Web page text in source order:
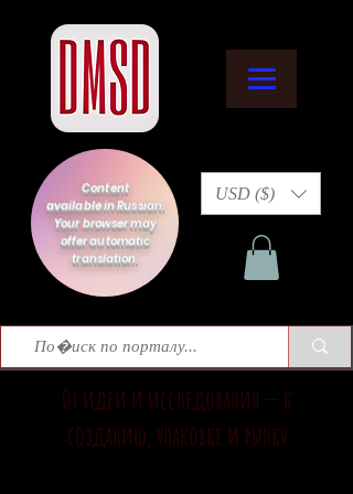
Content
available in Russian.
Your browser may
offer automatic
translation.
USD ($)
От идеи и исследования — к
созданию, упаковке и рынку